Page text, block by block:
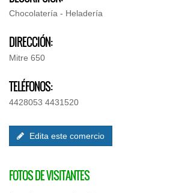
Chocolatería - Heladería
DIRECCIÓN:
Mitre 650
TELÉFONOS:
4428053 4431520
Edita este comercio
FOTOS DE VISITANTES